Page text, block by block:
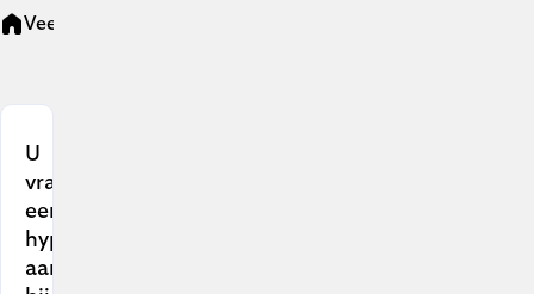
Veelgestelde vragen
U
vraagt
een
hypotheek
aan